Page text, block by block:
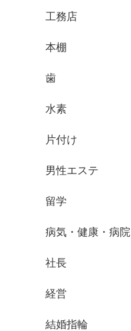
工務店
本棚
歯
水素
片付け
男性エステ
留学
病気・健康・病院
社長
経営
結婚指輪